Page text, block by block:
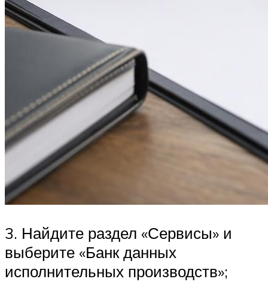
3. Найдите раздел «Сервисы» и
выберите «Банк данных
исполнительных производств»;